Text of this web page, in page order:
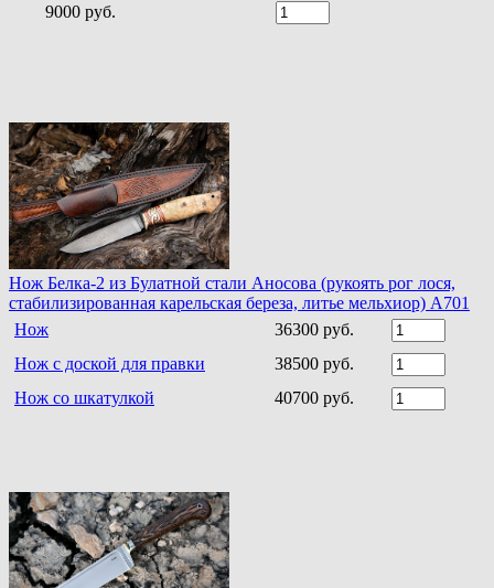
9000 руб.
Нож Белка-2 из Булатной стали Аносова (рукоять рог лося,
стабилизированная карельская береза, литье мельхиор) A701
Нож
36300 руб.
Нож с доской для правки
38500 руб.
Нож со шкатулкой
40700 руб.